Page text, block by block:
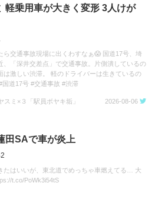
軽乗用車が大きく変形 3人けが
ら交通事故現場に出くわすなぁ😱 国道17号、埼
、「深井交差点」で交通事故。片側潰しているの
は激しい渋滞。 軽のドライバーは生きているの
国道17号 #交通事故 #渋滞
スミ×３「駅員ボヤキ垢」
2026-08-06
田SAで車が炎上
たはいいが、東北道でめっちゃ車燃えてる… 大
t.co/PoWk3i54tS